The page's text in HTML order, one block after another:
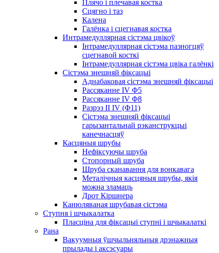
Плячо і плечавая костка
Сцягно і таз
Калена
Галёнка і сцегнавая костка
Интрамедуллярная сістэма цвікоў
Інтрамедуллярная сістэма пазногцяў
сцегнавой косткі
Інтрамедуллярная сістэма цвіка галёнкі
Сістэма знешняй фіксацыі
Аднабаковая сістэма знешняй фіксацыі
Рассяканне IV Φ5
Рассяканне IV Φ8
Разрэз II IV (Φ11)
Сістэма знешняй фіксацыі
гарызантальнай рэканструкцыі
канечнасцяў
Касцяныя шрубы
Нефіксуючы шруба
Стопорный шруба
Шруба сканавання для вонкавага
Металічныя касцяныя шрубы, якія
можна зламаць
Дрот Кіршнера
Канюляваная шрубавая сістэма
Ступня і шчыкалатка
Пласціна для фіксацыі ступні і шчыкалаткі
Рана
Вакуумныя ўшчыльняльныя дрэнажныя
прылады і аксэсуары